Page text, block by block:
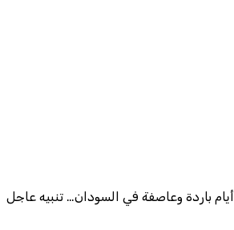
3 أيام باردة وعاصفة في السودان… تنبيه عاجل